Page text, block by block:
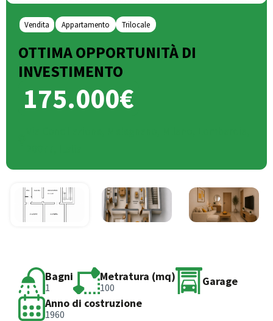
Vendita Appartamento Trilocale
OTTIMA OPPORTUNITÀ DI
INVESTIMENTO
175.000€
Bagni
1
Metratura (mq)
100
Garage
Anno di costruzione
1960